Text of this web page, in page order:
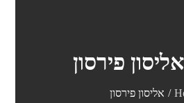
אליסון פירסון
אליסון פירסון